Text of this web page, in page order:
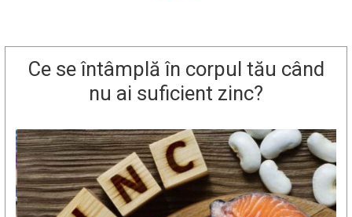
Ce se întâmplă în corpul tău când
nu ai suficient zinc?